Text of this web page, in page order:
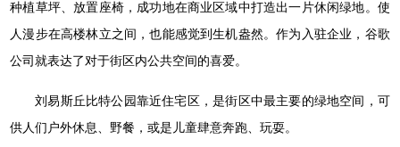
种植草坪、放置座椅，成功地在商业区域中打造出一片休闲绿地。使
人漫步在高楼林立之间，也能感觉到生机盎然。作为入驻企业，谷歌
公司就表达了对于街区内公共空间的喜爱。
刘易斯丘比特公园靠近住宅区，是街区中最主要的绿地空间，可
供人们户外休息、野餐，或是儿童肆意奔跑、玩耍。